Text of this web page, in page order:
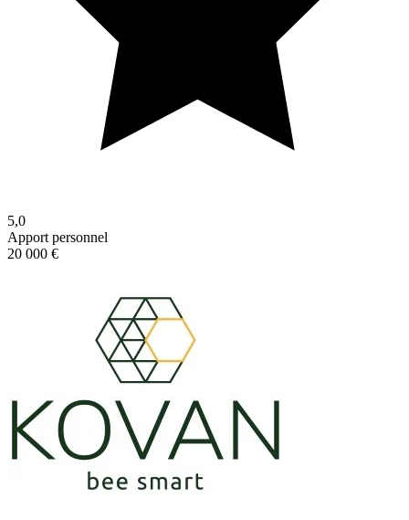
5,0
Apport personnel
20 000 €